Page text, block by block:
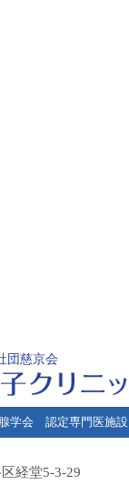
団慈京会
学会 認定専門医施設
経堂5-3-29